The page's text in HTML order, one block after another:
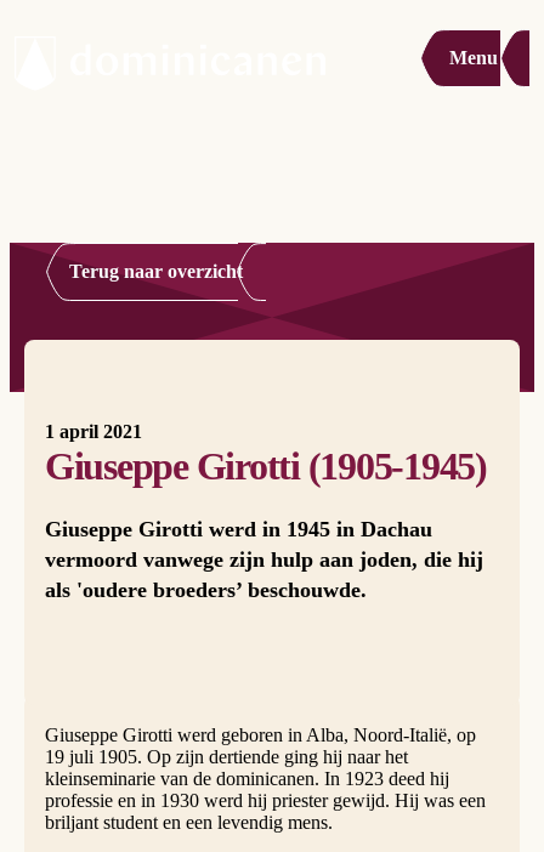
Menu
Terug naar overzicht
1 april 2021
Giuseppe Girotti (1905-1945)
Giuseppe Girotti werd in 1945 in Dachau
vermoord vanwege zijn hulp aan joden, die hij
als 'oudere broeders’ beschouwde.
Giuseppe Girotti werd geboren in Alba, Noord-Italië, op
19 juli 1905. Op zijn dertiende ging hij naar het
kleinseminarie van de dominicanen. In 1923 deed hij
professie en in 1930 werd hij priester gewijd. Hij was een
briljant student en een levendig mens.